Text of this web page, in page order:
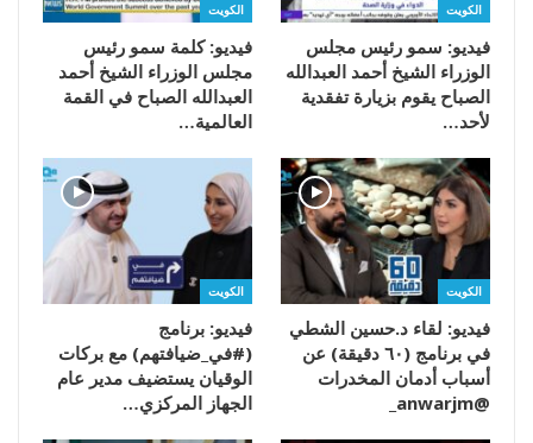
الكويت
فيديو: سمو رئيس مجلس
الوزراء الشيخ أحمد العبدالله
الصباح يقوم بزيارة تفقدية
لأحد…
الكويت
فيديو: كلمة سمو رئيس
مجلس الوزراء الشيخ أحمد
العبدالله الصباح في القمة
العالمية…
الكويت
فيديو: لقاء د.حسين الشطي
في برنامج (٦٠ دقيقة) عن
أسباب أدمان المخدرات
@anwarjm_
الكويت
فيديو: برنامج
(#في_ضيافتهم) مع بركات
الوقيان يستضيف مدير عام
الجهاز المركزي…